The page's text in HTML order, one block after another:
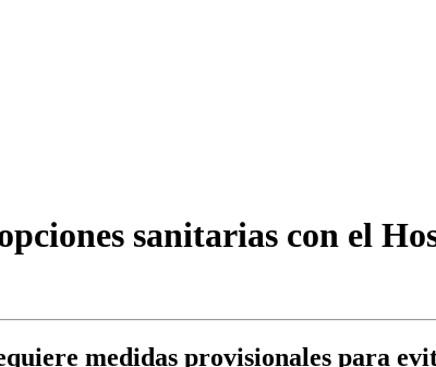
sanitarias con el
medidas provisionales para